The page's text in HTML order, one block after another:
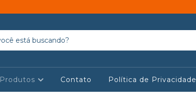
Produtos Contato Política de Privacidade